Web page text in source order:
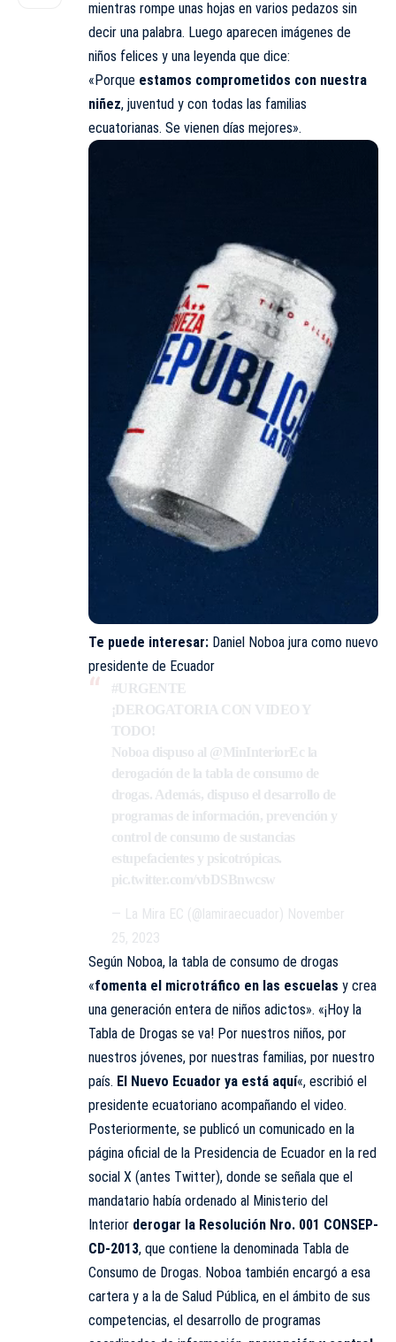
mientras rompe unas hojas en varios pedazos sin
decir una palabra. Luego aparecen imágenes de
niños felices y una leyenda que dice:
«Porque estamos comprometidos con nuestra
niñez, juventud y con todas las familias
ecuatorianas. Se vienen días mejores».
Te puede interesar: Daniel Noboa jura como nuevo
presidente de Ecuador
#URGENTE
¡DEROGATORIA CON VIDEO Y
TODO!
Noboa dispuso al @MinInteriorEc la
derogación de la tabla de consumo de
drogas. Además, dispuso el desarrollo de
programas de información, prevención y
control de consumo de sustancias
estupefacientes y psicotrópicas.
pic.twitter.com/vbDSBnwcsw
— La Mira EC (@lamiraecuador) November
25, 2023
Según Noboa, la tabla de consumo de drogas
«fomenta el microtráfico en las escuelas y crea
una generación entera de niños adictos». «¡Hoy la
Tabla de Drogas se va! Por nuestros niños, por
nuestros jóvenes, por nuestras familias, por nuestro
país. El Nuevo Ecuador ya está aquí«, escribió el
presidente ecuatoriano acompañando el video.
Posteriormente, se publicó un comunicado en la
página oficial de la Presidencia de Ecuador en la red
social X (antes Twitter), donde se señala que el
mandatario había ordenado al Ministerio del
Interior derogar la Resolución Nro. 001 CONSEP-
CD-2013, que contiene la denominada Tabla de
Consumo de Drogas. Noboa también encargó a esa
cartera y a la de Salud Pública, en el ámbito de sus
competencias, el desarrollo de programas